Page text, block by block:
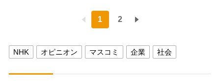
1 2
NHK オピニオン マスコミ 企業 社会